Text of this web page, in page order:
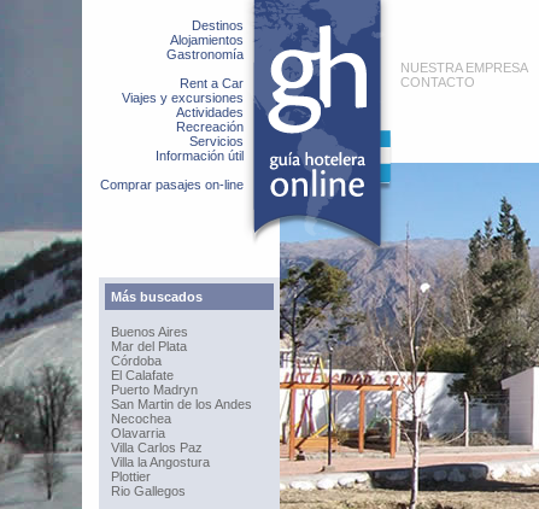
Destinos
Alojamientos
Gastronomía
Rent a Car
Viajes y excursiones
Actividades
Recreación
Servicios
Información útil
Comprar pasajes on-line
Más buscados
Buenos Aires
Mar del Plata
Córdoba
El Calafate
Puerto Madryn
San Martin de los Andes
Necochea
Olavarria
Villa Carlos Paz
Villa la Angostura
Plottier
Rio Gallegos
NUESTRA EMPRESA
CONTACTO